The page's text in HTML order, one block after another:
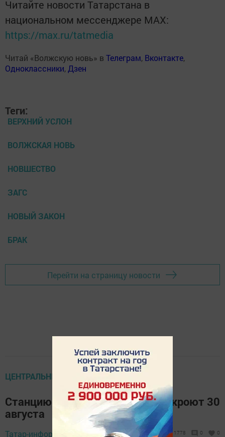
Читайте новости Татарстана в
национальном мессенджере MАХ:
https://max.ru/tatmedia
Читай «Волжскую новь» в Телеграм, Вконтакте,
Одноклассники, Дзен
Теги:
ВЕРХНИЙ УСЛОН
ВОЛЖСКАЯ НОВЬ
НОВШЕСТВО
ЗАГС
НОВЫЙ ЗАКОН
БРАК
Перейти на страницу новости
ЦЕНТРАЛЬНЫЕ НОВОСТИ
Станцию метро «Дубравная» откроют 30
августа
Татар-информ, 27 августа 2018 - 10:17 1778 0 0